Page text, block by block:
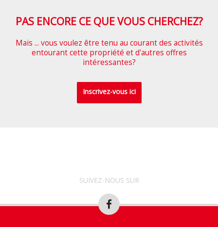
PAS ENCORE CE QUE VOUS CHERCHEZ?
Mais ... vous voulez être tenu au courant des activités
entourant cette propriété et d'autres offres
intéressantes?
Inscrivez-vous ici
SUIVEZ-NOUS SUR